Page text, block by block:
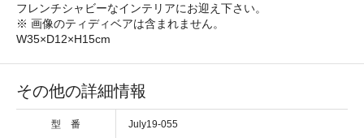
フレンチシャビーなインテリアにお迎え下さい。
※ 画像のティディベアは含まれません。
W35×D12×H15cm
その他の詳細情報
型 番 July19-055